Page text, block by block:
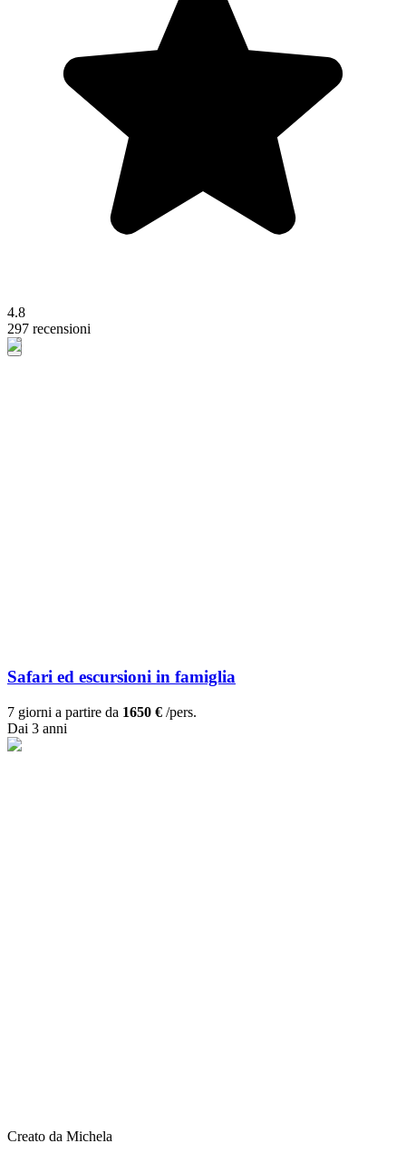
4.8
297 recensioni
Safari ed escursioni in famiglia
7 giorni a partire da 1650 € /pers.
Dai 3 anni
Creato da Michela